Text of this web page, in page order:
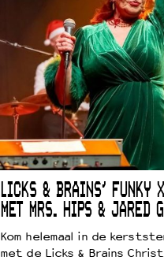
LICKS & BRAINS’ FUNKY
MET MRS. HIPS & JARED
Kom helemaal in de
met de Licks & Brains